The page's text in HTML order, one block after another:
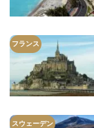
フランス
スウェーデン